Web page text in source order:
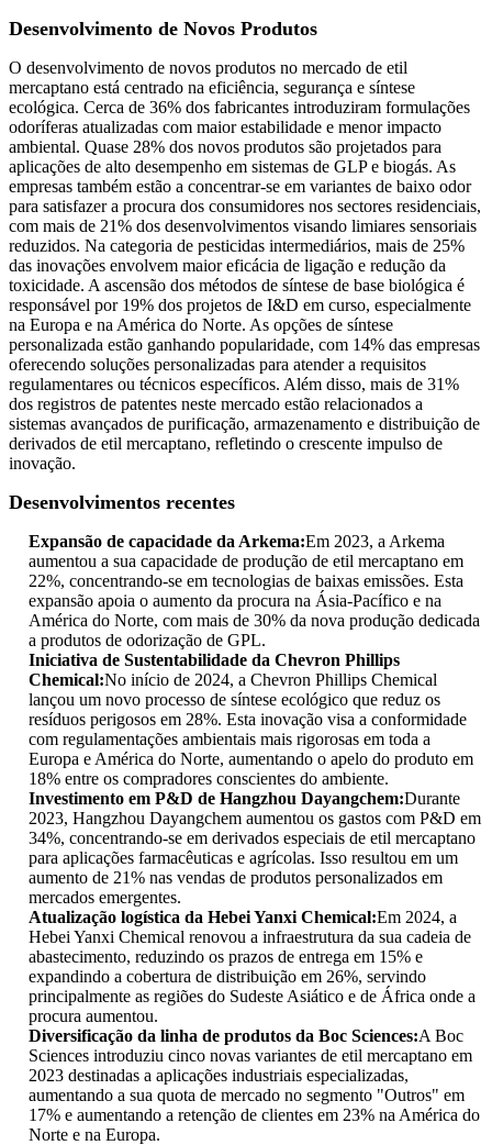
Desenvolvimento de Novos Produtos
O desenvolvimento de novos produtos no mercado de etil
mercaptano está centrado na eficiência, segurança e síntese
ecológica. Cerca de 36% dos fabricantes introduziram formulações
odoríferas atualizadas com maior estabilidade e menor impacto
ambiental. Quase 28% dos novos produtos são projetados para
aplicações de alto desempenho em sistemas de GLP e biogás. As
empresas também estão a concentrar-se em variantes de baixo odor
para satisfazer a procura dos consumidores nos sectores residenciais,
com mais de 21% dos desenvolvimentos visando limiares sensoriais
reduzidos. Na categoria de pesticidas intermediários, mais de 25%
das inovações envolvem maior eficácia de ligação e redução da
toxicidade. A ascensão dos métodos de síntese de base biológica é
responsável por 19% dos projetos de I&D em curso, especialmente
na Europa e na América do Norte. As opções de síntese
personalizada estão ganhando popularidade, com 14% das empresas
oferecendo soluções personalizadas para atender a requisitos
regulamentares ou técnicos específicos. Além disso, mais de 31%
dos registros de patentes neste mercado estão relacionados a
sistemas avançados de purificação, armazenamento e distribuição de
derivados de etil mercaptano, refletindo o crescente impulso de
inovação.
Desenvolvimentos recentes
Expansão de capacidade da Arkema:Em 2023, a Arkema
aumentou a sua capacidade de produção de etil mercaptano em
22%, concentrando-se em tecnologias de baixas emissões. Esta
expansão apoia o aumento da procura na Ásia-Pacífico e na
América do Norte, com mais de 30% da nova produção dedicada
a produtos de odorização de GPL.
Iniciativa de Sustentabilidade da Chevron Phillips
Chemical:No início de 2024, a Chevron Phillips Chemical
lançou um novo processo de síntese ecológico que reduz os
resíduos perigosos em 28%. Esta inovação visa a conformidade
com regulamentações ambientais mais rigorosas em toda a
Europa e América do Norte, aumentando o apelo do produto em
18% entre os compradores conscientes do ambiente.
Investimento em P&D de Hangzhou Dayangchem:Durante
2023, Hangzhou Dayangchem aumentou os gastos com P&D em
34%, concentrando-se em derivados especiais de etil mercaptano
para aplicações farmacêuticas e agrícolas. Isso resultou em um
aumento de 21% nas vendas de produtos personalizados em
mercados emergentes.
Atualização logística da Hebei Yanxi Chemical:Em 2024, a
Hebei Yanxi Chemical renovou a infraestrutura da sua cadeia de
abastecimento, reduzindo os prazos de entrega em 15% e
expandindo a cobertura de distribuição em 26%, servindo
principalmente as regiões do Sudeste Asiático e de África onde a
procura aumentou.
Diversificação da linha de produtos da Boc Sciences:A Boc
Sciences introduziu cinco novas variantes de etil mercaptano em
2023 destinadas a aplicações industriais especializadas,
aumentando a sua quota de mercado no segmento "Outros" em
17% e aumentando a retenção de clientes em 23% na América do
Norte e na Europa.